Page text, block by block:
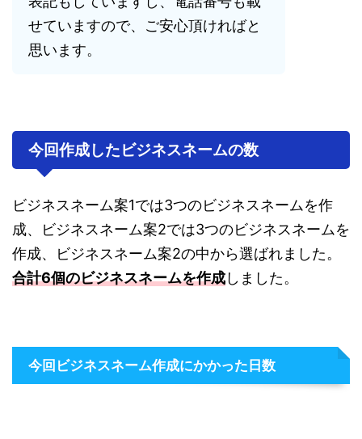
せていますので、ご安心頂ければと
思います。
今回作成したビジネスネームの数
ビジネスネーム案1では3つのビジネスネームを作
成、ビジネスネーム案2では3つのビジネスネームを
作成、ビジネスネーム案2の中から選ばれました。
合計6個のビジネスネームを作成しました。
今回ビジネスネーム作成にかかった日数